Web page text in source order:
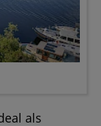
als